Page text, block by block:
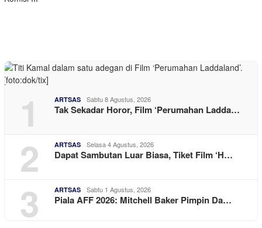
1 ARTSAS Sabtu 8 Agustus, 2026
Tak Sekadar Horor, Film ‘Perumahan Ladda…
2 ARTSAS Selasa 4 Agustus, 2026
Dapat Sambutan Luar Biasa, Tiket Film ‘H…
3 ARTSAS Sabtu 1 Agustus, 2026
Piala AFF 2026: Mitchell Baker Pimpin Da…